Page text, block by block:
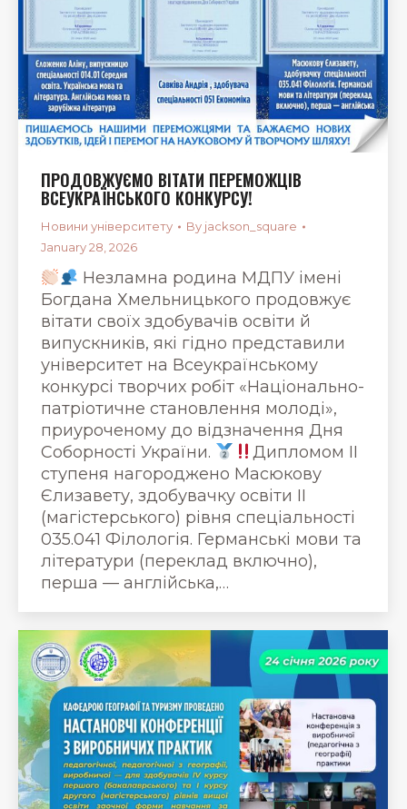
ПРОДОВЖУЄМО ВІТАТИ ПЕРЕМОЖЦІВ
ВСЕУКРАЇНСЬКОГО КОНКУРСУ!
Новини університету By jackson_square
January 28, 2026
Незламна родина МДПУ імені
Богдана Хмельницького продовжує
вітати своїх здобувачів освіти й
випускників, які гідно представили
університет на Всеукраїнському
конкурсі творчих робіт «Національно-
патріотичне становлення молоді»,
приуроченому до відзначення Дня
Соборності України.
Дипломом ІІ
ступеня нагороджено Масюкову
Єлизавету, здобувачку освіти ІІ
(магістерського) рівня спеціальності
035.041 Філологія. Германські мови та
літератури (переклад включно),
перша — англійська,…